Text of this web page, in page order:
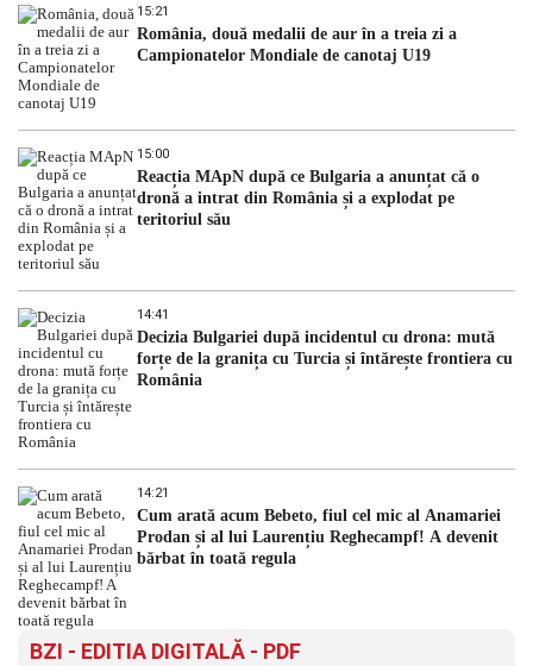
15:21
România, două medalii de aur în a treia zi a
Campionatelor Mondiale de canotaj U19
15:00
Reacția MApN după ce Bulgaria a anunțat că o
dronă a intrat din România și a explodat pe
teritoriul său
14:41
Decizia Bulgariei după incidentul cu drona: mută
forțe de la granița cu Turcia și întărește frontiera cu
România
14:21
Cum arată acum Bebeto, fiul cel mic al Anamariei
Prodan și al lui Laurențiu Reghecampf! A devenit
bărbat în toată regula
BZI - EDITIA DIGITALĂ - PDF